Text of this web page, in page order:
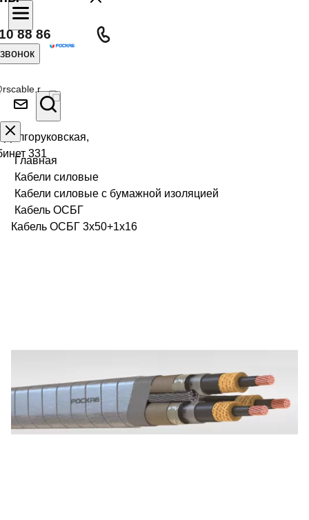
88 86
331
Главная
Кабели силовые
Кабели силовые с бумажной изоляцией
Кабель ОСБГ
Кабель ОСБГ 3х50+1х16